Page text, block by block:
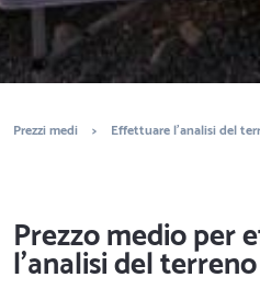
Prezzi medi > Effettuare l'analisi del
Prezzo medio per
l'analisi del